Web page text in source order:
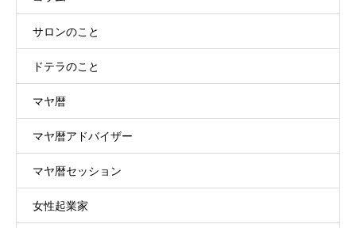
サロンのこと
ドテラのこと
マヤ暦
マヤ暦アドバイザー
マヤ暦セッション
女性起業家